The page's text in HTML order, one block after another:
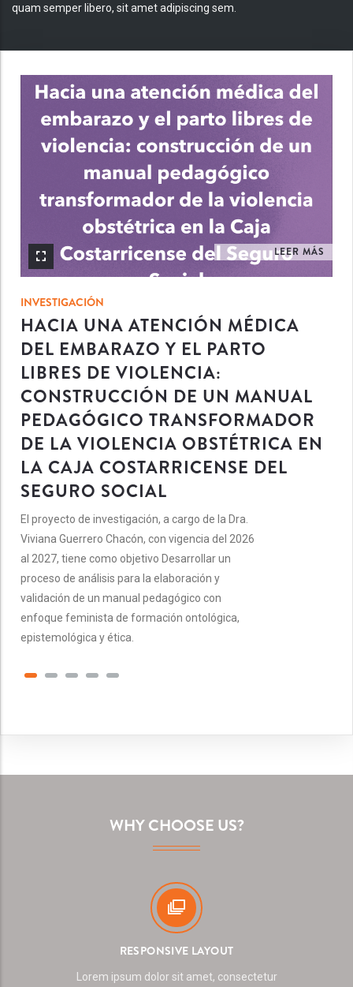
quam semper libero, sit amet adipiscing sem.
LEER MÁS
INVESTIGACIÓN
HACIA UNA ATENCIÓN MÉDICA
DEL EMBARAZO Y EL PARTO
LIBRES DE VIOLENCIA:
CONSTRUCCIÓN DE UN MANUAL
PEDAGÓGICO TRANSFORMADOR
DE LA VIOLENCIA OBSTÉTRICA EN
LA CAJA COSTARRICENSE DEL
SEGURO SOCIAL
El proyecto de investigación, a cargo de la Dra.
Viviana Guerrero Chacón, con vigencia del 2026
al 2027, tiene como objetivo Desarrollar un
proceso de análisis para la elaboración y
validación de un manual pedagógico con
enfoque feminista de formación ontológica,
epistemológica y ética.
WHY CHOOSE US?
RESPONSIVE LAYOUT
Lorem ipsum dolor sit amet, consectetur